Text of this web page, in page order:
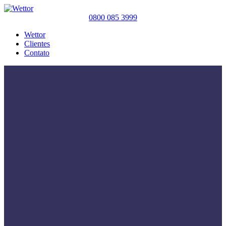
0800 085 3999
Wettor
Clientes
Contato